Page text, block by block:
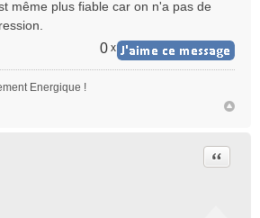
même plus fiable car on n'a pas de
0 x
Energique !
Citer